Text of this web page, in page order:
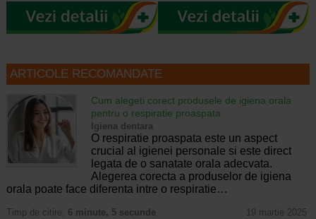
ARTICOLE RECOMANDATE
Cum alegeti corect produsele de igiena orala
pentru o respiratie proaspata
Igiena dentara
O respiratie proaspata este un aspect
crucial al igienei personale si este direct
legata de o sanatate orala adecvata.
Alegerea corecta a produselor de igiena
orala poate face diferenta intre o respiratie…
Timp de citire: 6 minute, 5 secunde 19 martie 2025